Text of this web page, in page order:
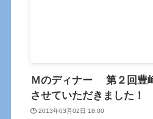
Ｍのディナー 第２回豊
させていただきました！
2013年03月02日 18:00